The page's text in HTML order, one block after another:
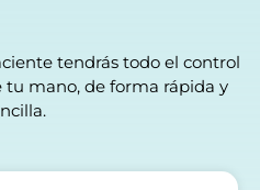
tendrás todo el control
tu mano, de forma rápida y